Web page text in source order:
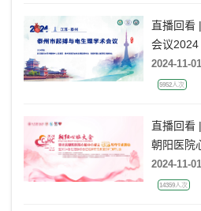
直播回看
会议2024
2024-11-
5952人次
直播回看
朝阳医院
动暨2024
究和复
2024-11-
14359人次